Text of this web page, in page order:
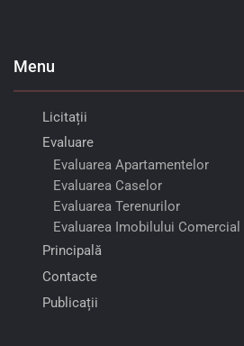
Menu
Licitații
Evaluare
Evaluarea Apartamentelor
Evaluarea Caselor
Evaluarea Terenurilor
Evaluarea Imobilului Comercial
Principală
Contacte
Publicații